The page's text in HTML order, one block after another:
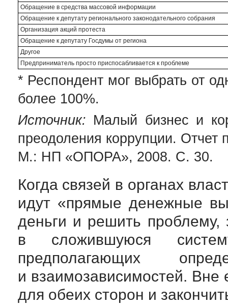
Обращение в средства массовой информации
Обращение к депутату регионального законодательного собрания
Организация акций протеста
Обращение к депутату Госдумы от региона
Другое
Предприниматель просто приспосабливается к проблеме
* Респондент мог выбрать от
более 100%.
Источник: Малый бизнес и
преодоления коррупции. Отчет
М.: НП «ОПОРА», 2008. С. 30.
Когда связей в органах
идут «прямые денежные
деньги и решить
в сложившуюся
предполагающих
и взаимозависимостей.
для обеих сторон и